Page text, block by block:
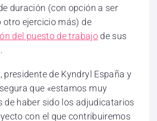
duración (con opción a ser
otro ejercicio más) de
del puesto de trabajode sus
presidente de Kyndryl España y
que «estamos muy
de haber sido los adjudicatarios
con el que contribuiremos